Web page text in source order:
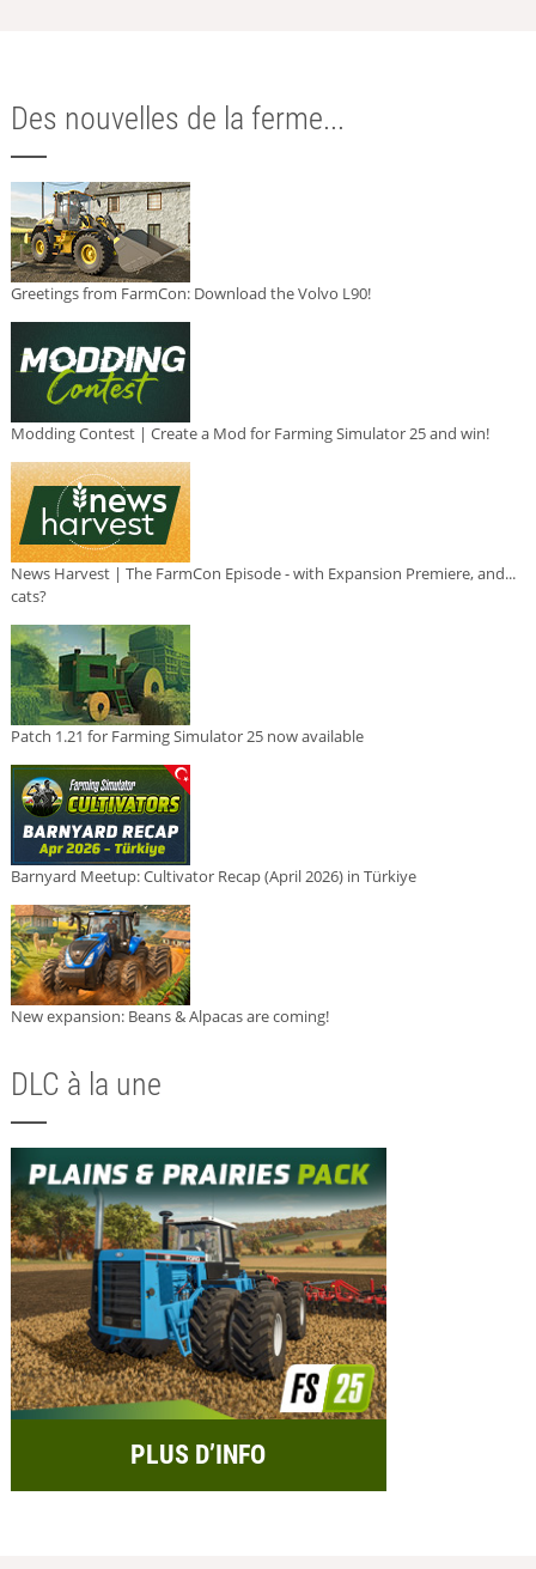
Des nouvelles de la ferme...
Greetings from FarmCon: Download the Volvo L90!
Modding Contest | Create a Mod for Farming Simulator 25 and win!
News Harvest | The FarmCon Episode - with Expansion Premiere, and...
cats?
Patch 1.21 for Farming Simulator 25 now available
Barnyard Meetup: Cultivator Recap (April 2026) in Türkiye
New expansion: Beans & Alpacas are coming!
DLC à la une
PLUS D’INFO